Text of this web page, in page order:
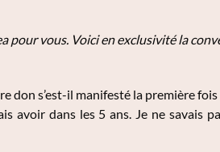
pour vous. Voici en exclusivité la
don s’est-il manifesté la première fois
avoir dans les 5 ans. Je ne savais